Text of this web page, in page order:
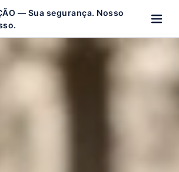
— Sua segurança. Nosso